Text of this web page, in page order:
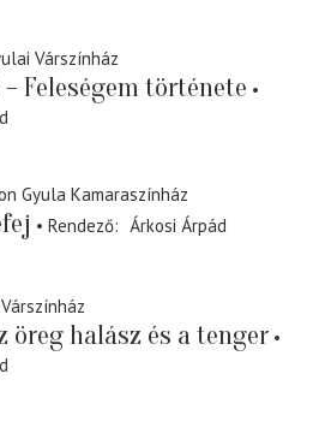
Várszínház
– Feleségem története
Gyula Kamaraszínház
Rendező
Árkosi Árpád
öreg halász és a tenger